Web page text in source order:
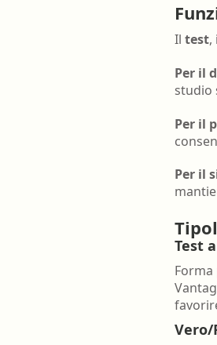
Farmacia
Farmacia territoriale
Fisioterapista
Igienista dentale
Il test,
Per il
studio
Per il
Per il
Test
Vero/